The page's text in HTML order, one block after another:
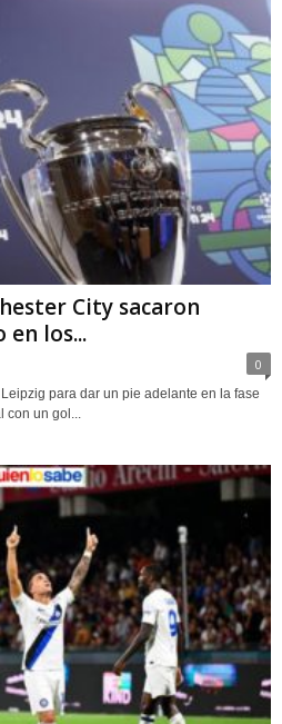
City sacaron
los...
0
para dar un pie adelante en la fase
un gol...